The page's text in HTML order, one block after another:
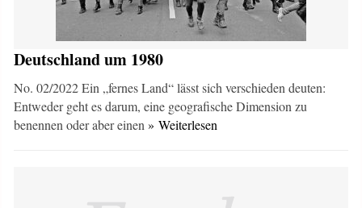
Deutschland um 1980
No. 02/2022 Ein „fernes Land“ lässt sich verschieden deuten:
Entweder geht es darum, eine geografische Dimension zu
benennen oder aber einen» Weiterlesen